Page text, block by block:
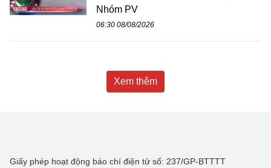
Nhóm PV
06:30 08/08/2026
Xem thêm
Giấy phép hoạt động báo chí điện tử số: 237/GP-BTTTT